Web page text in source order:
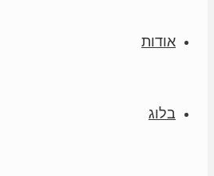
אודות
בלוג